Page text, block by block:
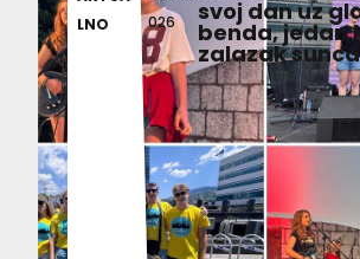
LNO
026
svoj dan uz
benda, jedan
zalazak sunca